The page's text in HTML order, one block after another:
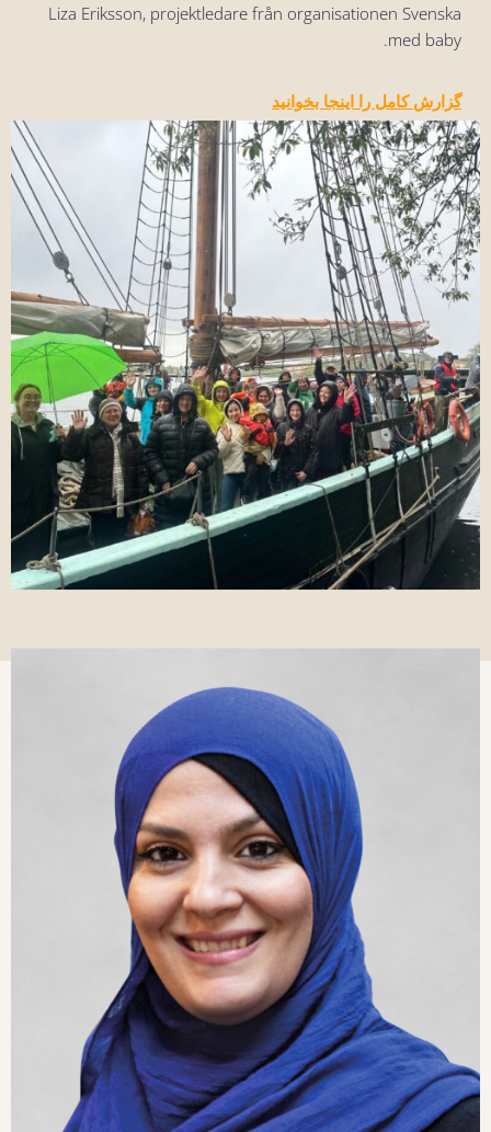
Liza Eriksson, projektledare från organisationen Svenska
med baby.
گزارش کامل را اینجا بخوانید